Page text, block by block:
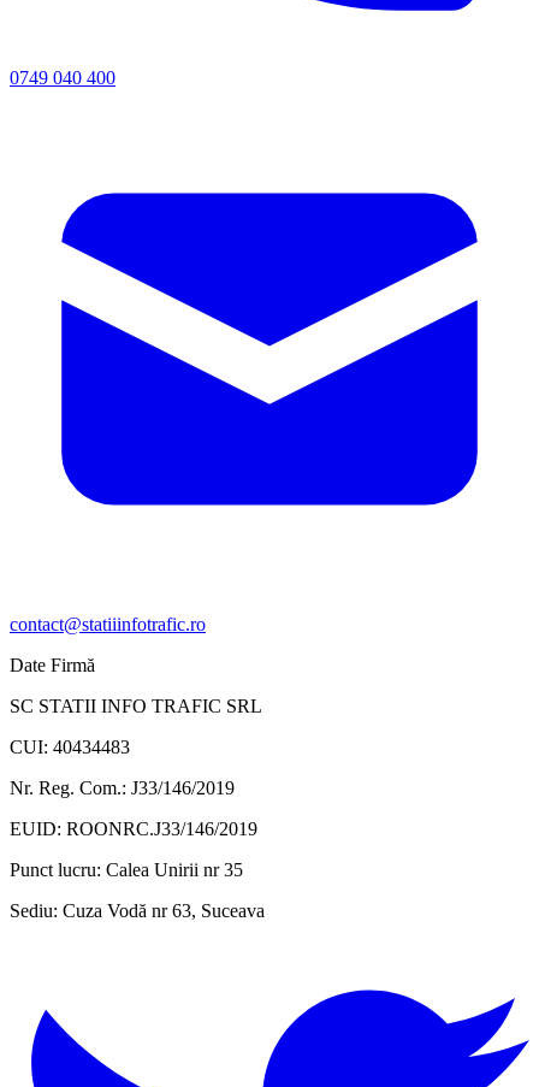
0749 040 400
contact@statiiinfotrafic.ro
Date Firmă
SC STATII INFO TRAFIC SRL
CUI: 40434483
Nr. Reg. Com.: J33/146/2019
EUID: ROONRC.J33/146/2019
Punct lucru: Calea Unirii nr 35
Sediu: Cuza Vodă nr 63, Suceava